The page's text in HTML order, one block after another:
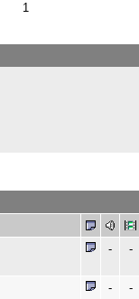
1
- -
- -